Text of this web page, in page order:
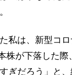
私は、新型コ
株が下落した際
ぎだろう」と